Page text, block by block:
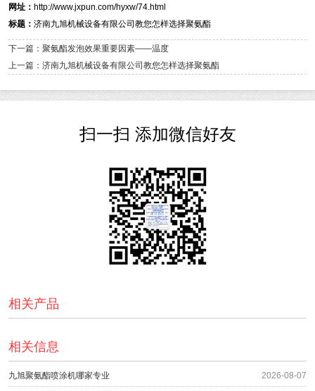
网址： http://www.jxpun.com/hyxw/74.html
标题： 济南九旭机械设备有限公司教您怎样选择聚氨酯
下一篇：聚氨酯发泡效果重要因素——温度
上一篇：济南九旭机械设备有限公司教您怎样选择聚氨酯
扫一扫 添加微信好友
相关产品
相关信息
九旭聚氨酯喷涂机哪家专业 2026-08-07